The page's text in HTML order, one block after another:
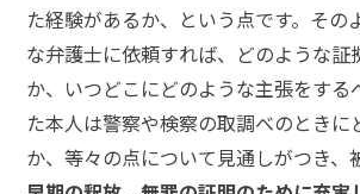
た経験があるか、という点です。その
な弁護士に依頼すれば、どのような証
か、いつどこにどのような主張をする
た本人は警察や検察の取調べのときに
か、等々の点について見通しがつき、